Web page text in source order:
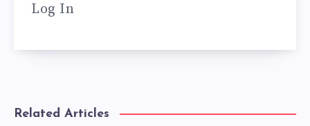
Log In
Related Articles